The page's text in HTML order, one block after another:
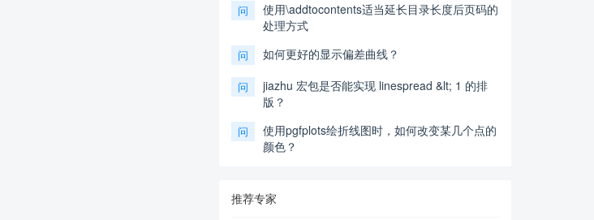
问
使用\addtocontents适当延长目录长度后页码的
处理方式
问 如何更好的显示偏差曲线？
问
jiazhu 宏包是否能实现 linespread &lt; 1 的排
版？
问
使用pgfplots绘折线图时，如何改变某几个点的
颜色？
推荐专家